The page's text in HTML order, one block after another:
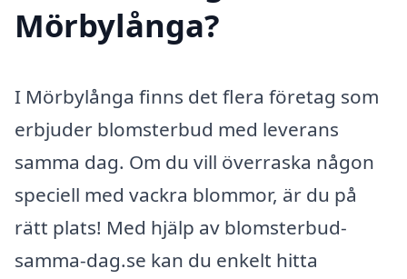
Mörbylånga?
I Mörbylånga finns det flera företag som
erbjuder blomsterbud med leverans
samma dag. Om du vill överraska någon
speciell med vackra blommor, är du på
rätt plats! Med hjälp av blomsterbud-
samma-dag.se kan du enkelt hitta